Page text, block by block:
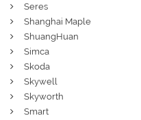
Seres
Shanghai Maple
ShuangHuan
Simca
Skoda
Skywell
Skyworth
Smart